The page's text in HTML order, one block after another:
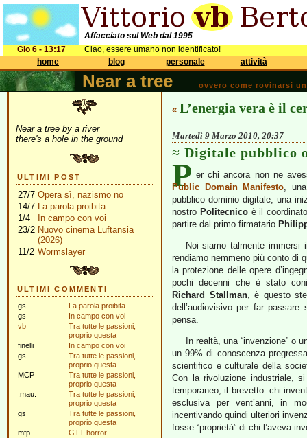
Affacciato sul Web dal 1995
Gio 6 - 13:17
Ciao, essere umano non identificato!
home
blog personale attività
Near a tree ovvero come rovinarsi
Near a tree by a river
there's a hole in the ground
ULTIMI POST
27/7 Opera sì, nazismo no
14/7 La parola proibita
1/4
In campo con voi
23/2 Nuovo cinema Luftansia
(2026)
11/2 Wormslayer
ULTIMI COMMENTI
gs
La parola proibita
gs
In campo con voi
vb
Tra tutte le passioni,
proprio questa
finelli
In campo con voi
gs
Tra tutte le passioni,
proprio questa
MCP
Tra tutte le passioni,
proprio questa
.mau.
Tra tutte le passioni,
proprio questa
gs
Tra tutte le passioni,
proprio questa
mfp
GTT horror
« L’energia vera è il
Martedì 9 Marzo 2010, 20:37
Digitale pubblico
P er chi ancora non ne
Public Domain Manifesto,
pubblico dominio digitale, una
nostro Politecnicoè il
partire dal primo firmatario
Noi siamo talmente
rendiamo nemmeno più conto di
la protezione delle opere
pochi decenni che è stato
Richard Stallman, è questo
dell’audiovisivo per far
pensa.
In realtà, una “invenzione” o
un 99% di conoscenza
scientifico e culturale della
Con la rivoluzione industriale, si
temporaneo, il brevetto: chi
esclusiva per vent’anni, in
incentivando quindi ulteriori
fosse “proprietà” di chi l’aveva